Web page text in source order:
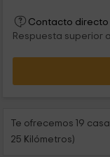
Contacto directo
Respuesta superior
Te ofrecemos 19
25 Kilómetros)